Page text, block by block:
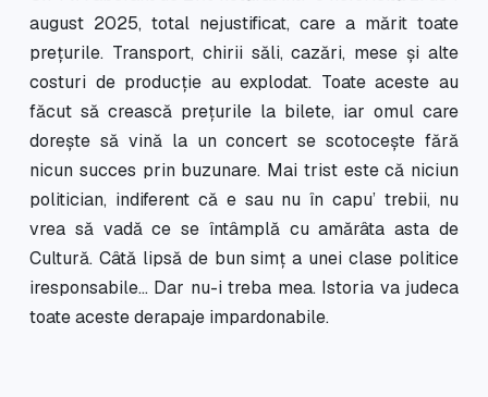
august 2025, total nejustificat, care a mărit toate
prețurile. Transport, chirii săli, cazări, mese și alte
costuri de producție au explodat. Toate aceste au
făcut să crească prețurile la bilete, iar omul care
dorește să vină la un concert se scotocește fără
nicun succes prin buzunare. Mai trist este că niciun
politician, indiferent că e sau nu în capu’ trebii, nu
vrea să vadă ce se întâmplă cu amărâta asta de
Cultură. Câtă lipsă de bun simț a unei clase politice
iresponsabile... Dar nu-i treba mea. Istoria va judeca
toate aceste derapaje impardonabile.